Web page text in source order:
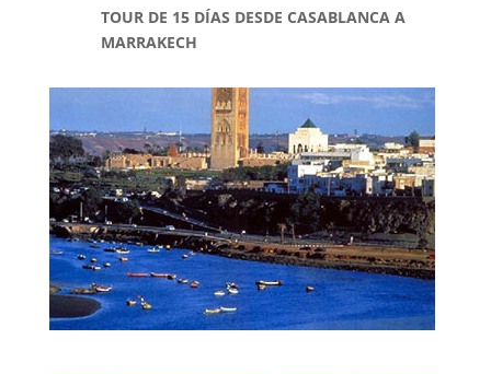
TOUR DE 15 DÍAS DESDE CASABLANCA A
MARRAKECH